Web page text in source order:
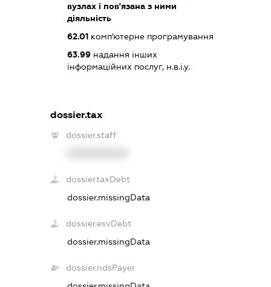
вузлах і пов'язана з ними
діяльність
62.01комп'ютерне програмування
63.99надання інших
інформаційних послуг, н.в.і.у.
dossier.tax
dossier.staff
dossier.taxDebt
dossier.missingData
dossier.esvDebt
dossier.missingData
dossier.ndsPayer